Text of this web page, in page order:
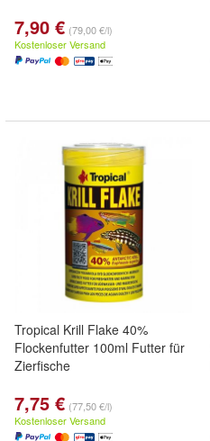
7,90 € (79,00 €/l)
Kostenloser Versand
Tropical Krill Flake 40%
Flockenfutter 100ml Futter für
Zierfische
7,75 € (77,50 €/l)
Kostenloser Versand